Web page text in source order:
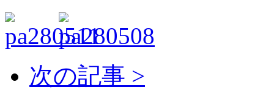
次の記事 >